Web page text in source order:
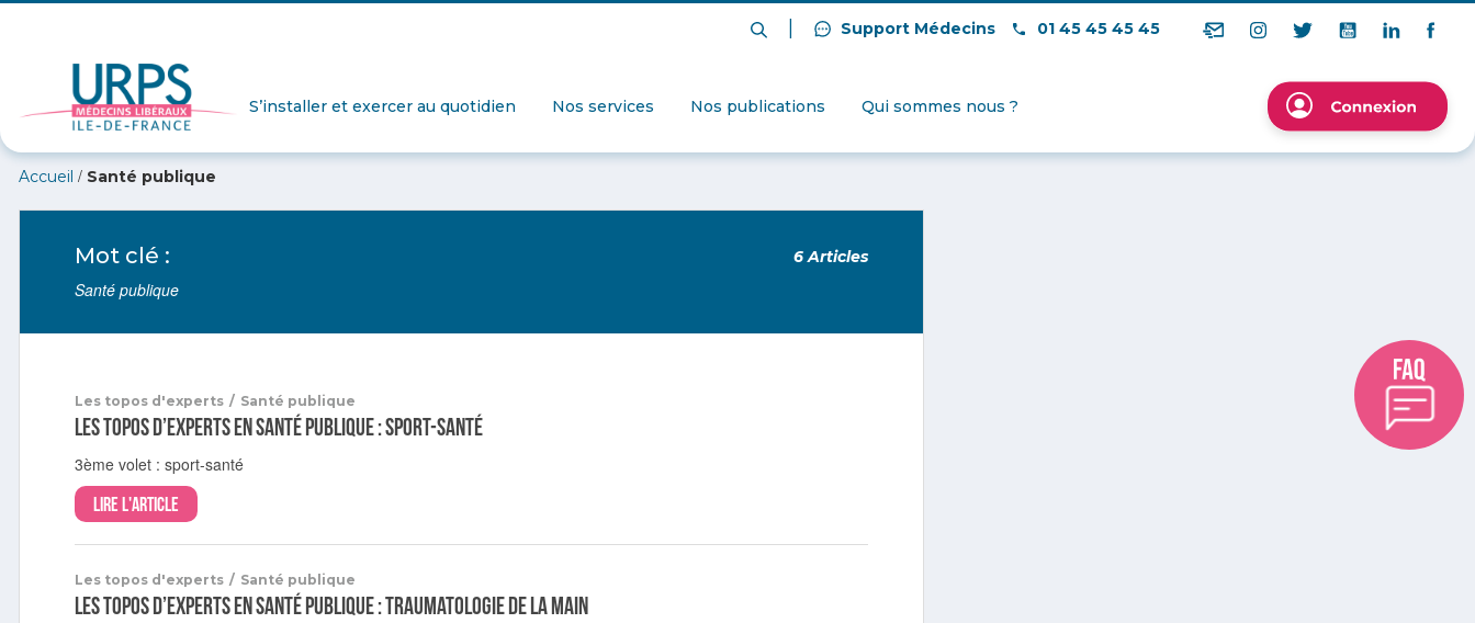
Support Médecins 01 45 45 45 45
S’installer et exercer au quotidien Nos services Nos publications Qui sommes nous ?
Accueil / Santé publique
Mot clé : 6 Articles
Santé publique
Les topos d'experts / Santé publique
Les topos d’experts en Santé publique : sport-santé
3ème volet : sport-santé
Lire l'article
Les topos d'experts / Santé publique
Les topos d’experts en Santé publique : traumatologie de la main